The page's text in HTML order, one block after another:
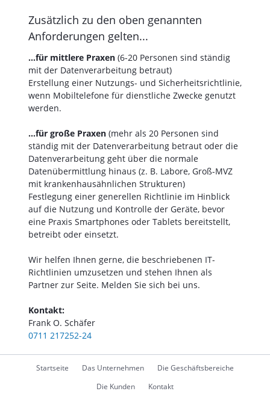
Zusätzlich zu den oben genannten
Anforderungen gelten...
...für mittlere Praxen (6-20 Personen sind ständig
mit der Datenverarbeitung betraut)
Erstellung einer Nutzungs- und Sicherheitsrichtlinie,
wenn Mobiltelefone für dienstliche Zwecke genutzt
werden.
...für große Praxen (mehr als 20 Personen sind
ständig mit der Datenverarbeitung betraut oder die
Datenverarbeitung geht über die normale
Datenübermittlung hinaus (z. B. Labore, Groß-MVZ
mit krankenhausähnlichen Strukturen)
Festlegung einer generellen Richtlinie im Hinblick
auf die Nutzung und Kontrolle der Geräte, bevor
eine Praxis Smartphones oder Tablets bereitstellt,
betreibt oder einsetzt.
Wir helfen Ihnen gerne, die beschriebenen IT-
Richtlinien umzusetzen und stehen Ihnen als
Partner zur Seite. Melden Sie sich bei uns.
Kontakt:
Frank O. Schäfer
0711 217252-24
Navigation
Startseite Das Unternehmen
Die Geschäftsbereiche
Die Kunden
Kontakt